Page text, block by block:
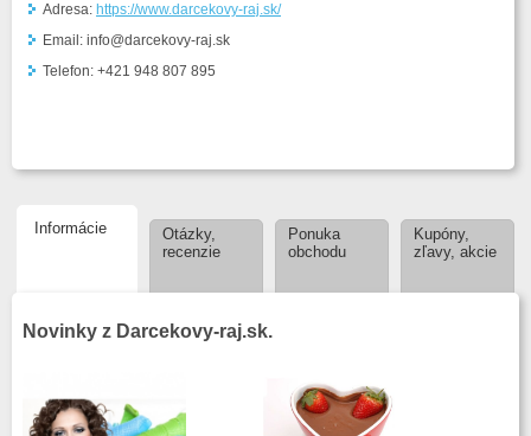
Adresa: https://www.darcekovy-raj.sk/
Email: info@darcekovy-raj.sk
Telefon: +421 948 807 895
Informácie
Otázky,
recenzie
Ponuka
obchodu
Kupóny,
zľavy, akcie
Novinky z Darcekovy-raj.sk.